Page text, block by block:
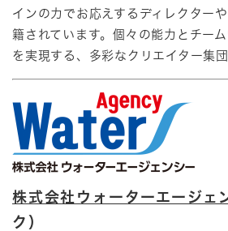
インの力でお応えするディレクター
籍されています。個々の能力とチー
を実現する、多彩なクリエイター集団
株式会社ウォーターエージェ
ク）